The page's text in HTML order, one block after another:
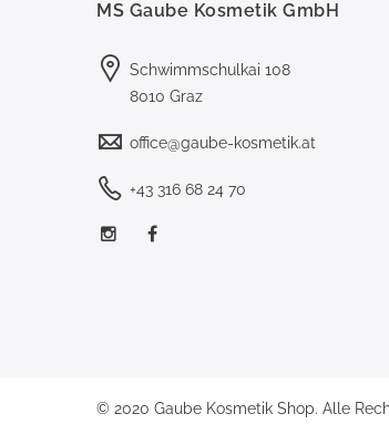
MS Gaube Kosmetik GmbH
Schwimmschulkai 108
8010 Graz
office@gaube-kosmetik.at
+43 316 68 24 70
© 2020 Gaube Kosmetik Shop. Alle